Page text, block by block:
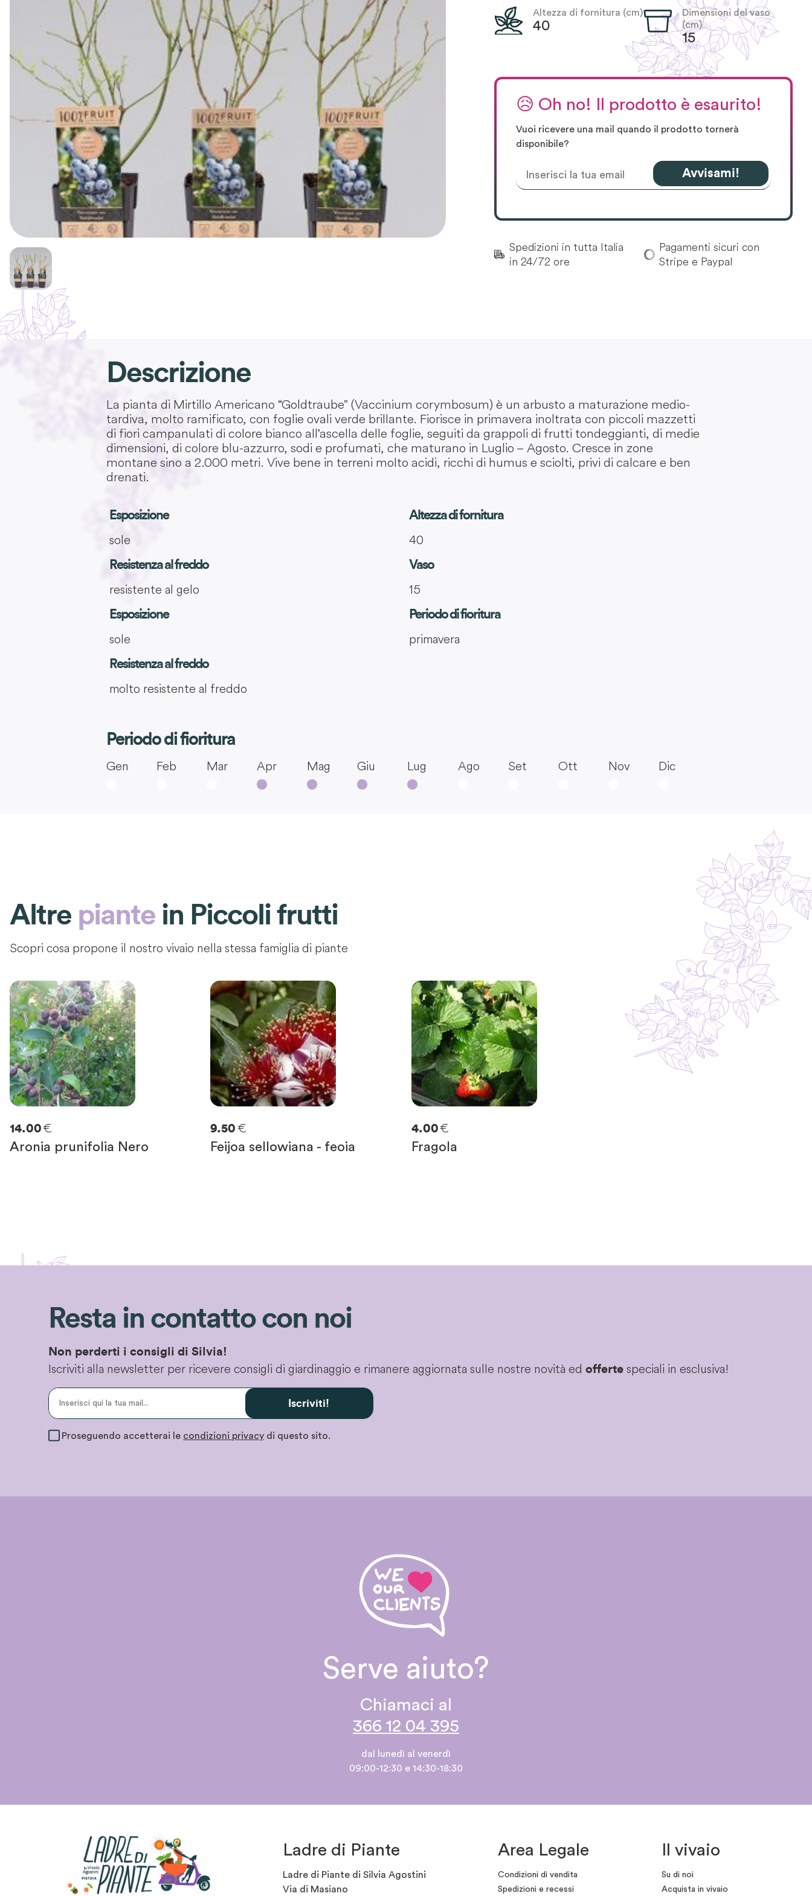
Altezza di fornitura (cm)
40
Dimensioni del vaso
(cm)
15
😥 Oh no! Il prodotto è esaurito!
Vuoi ricevere una mail quando il prodotto tornerà
disponibile?
Avvisami!
Spedizioni in tutta Italia
in 24/72 ore
Pagamenti sicuri con
Stripe e Paypal
Descrizione
La pianta di Mirtillo Americano “Goldtraube” (Vaccinium corymbosum) è un arbusto a maturazione medio-
tardiva, molto ramificato, con foglie ovali verde brillante. Fiorisce in primavera inoltrata con piccoli mazzetti
di fiori campanulati di colore bianco all’ascella delle foglie, seguiti da grappoli di frutti tondeggianti, di medie
dimensioni, di colore blu-azzurro, sodi e profumati, che maturano in Luglio – Agosto. Cresce in zone
montane sino a 2.000 metri. Vive bene in terreni molto acidi, ricchi di humus e sciolti, privi di calcare e ben
drenati.
Esposizione
sole
Altezza di fornitura
40
Resistenza al freddo
resistente al gelo
Vaso
15
Esposizione
sole
Periodo di fioritura
primavera
Resistenza al freddo
molto resistente al freddo
Periodo di fioritura
Gen Feb Mar Apr Mag Giu Lug Ago Set Ott Nov Dic
Altre piante in Piccoli frutti
Scopri cosa propone il nostro vivaio nella stessa famiglia di piante
14.00€
Aronia prunifolia Nero
9.50 €
Feijoa sellowiana - feoia
4.00€
Fragola
Resta in contatto con noi
Non perderti i consigli di Silvia!
Iscriviti alla newsletter per ricevere consigli di giardinaggio e rimanere aggiornata sulle nostre novità ed offerte speciali in esclusiva!
Iscriviti!
Proseguendo accetterai le condizioni privacy di questo sito.
Serve aiuto?
Chiamaci al
366 12 04 395
dal lunedì al venerdì
09:00-12:30 e 14:30-18:30
Ladre di Piante
Ladre di Piante di Silvia Agostini
Via di Masiano
Area Legale
Condizioni di vendita
Spedizioni e recessi
Il vivaio
Su di noi
Acquista in vivaio